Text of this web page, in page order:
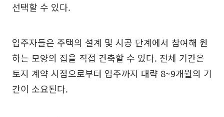
선택할 수 있다.
입주자들은 주택의 설계 및 시공 단계에서 참여해 원
하는 모양의 집을 직접 건축할 수 있다. 전체 기간은
토지 계약 시점으로부터 입주까지 대략 8~9개월의 기
간이 소요된다.